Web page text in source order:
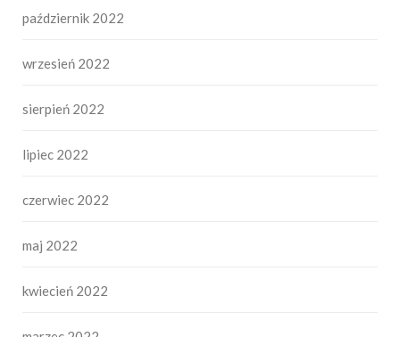
październik 2022
wrzesień 2022
sierpień 2022
lipiec 2022
czerwiec 2022
maj 2022
kwiecień 2022